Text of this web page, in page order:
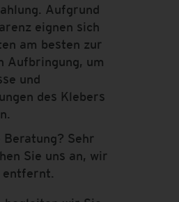
Aufgrund
eignen sich
am besten zur
Aufbringung, um
und
des Klebers
Beratung? Sehr
Sie uns an, wir
entfernt.